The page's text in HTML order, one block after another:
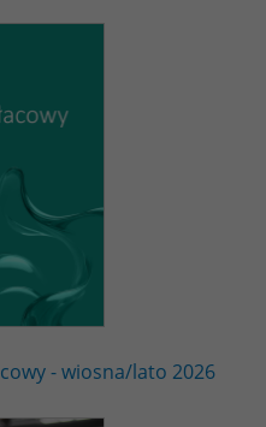
- wiosna/lato 2026